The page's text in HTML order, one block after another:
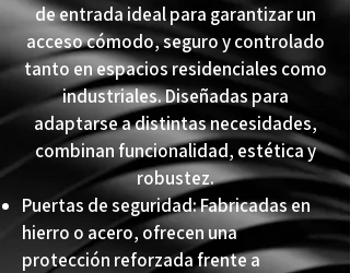
de entrada ideal para garantizar un
acceso cómodo, seguro y controlado
tanto en espacios residenciales como
industriales. Diseñadas para
adaptarse a distintas necesidades,
combinan funcionalidad, estética y
robustez.
Puertas de seguridad: Fabricadas en
hierro o acero, ofrecen una
protección reforzada frente a